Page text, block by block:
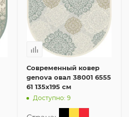
Современный ковер
genova овал 38001 6555
61 135x195 см
Доступно: 9